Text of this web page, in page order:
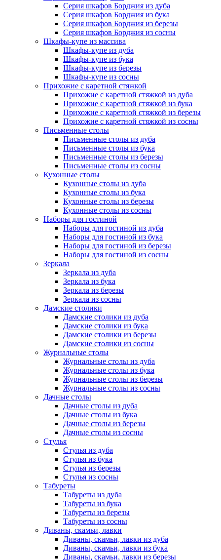
Серия шкафов Борджия из дуба
Серия шкафов Борджия из бука
Серия шкафов Борджия из березы
Серия шкафов Борджия из сосны
Шкафы-купе из массива
Шкафы-купе из дуба
Шкафы-купе из бука
Шкафы-купе из березы
Шкафы-купе из сосны
Прихожие с каретной стяжкой
Прихожие с каретной стяжкой из дуба
Прихожие с каретной стяжкой из бука
Прихожие с каретной стяжкой из березы
Прихожие с каретной стяжкой из сосны
Письменные столы
Письменные столы из дуба
Письменные столы из бука
Письменные столы из березы
Письменные столы из сосны
Кухонные столы
Кухонные столы из дуба
Кухонные столы из бука
Кухонные столы из березы
Кухонные столы из сосны
Наборы для гостиной
Наборы для гостиной из дуба
Наборы для гостиной из бука
Наборы для гостиной из березы
Наборы для гостиной из сосны
Зеркала
Зеркала из дуба
Зеркала из бука
Зеркала из березы
Зеркала из сосны
Дамские столики
Дамские столики из дуба
Дамские столики из бука
Дамские столики из березы
Дамские столики из сосны
Журнальные столы
Журнальные столы из дуба
Журнальные столы из бука
Журнальные столы из березы
Журнальные столы из сосны
Дачные столы
Дачные столы из дуба
Дачные столы из бука
Дачные столы из березы
Дачные столы из сосны
Стулья
Стулья из дуба
Стулья из бука
Стулья из березы
Стулья из сосны
Табуреты
Табуреты из дуба
Табуреты из бука
Табуреты из березы
Табуреты из сосны
Диваны, скамьи, лавки
Диваны, скамьи, лавки из дуба
Диваны, скамьи, лавки из бука
Диваны, скамьи, лавки из березы